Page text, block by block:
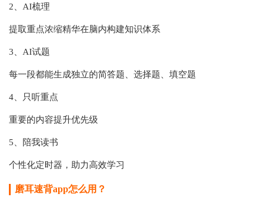
2、AI梳理
提取重点浓缩精华在脑内构建知识体系
3、AI试题
每一段都能生成独立的简答题、选择题、填空题
4、只听重点
重要的内容提升优先级
5、陪我读书
个性化定时器，助力高效学习
磨耳速背app怎么用？